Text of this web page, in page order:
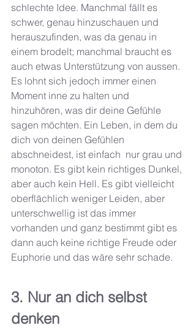
schlechte Idee. Manchmal fällt es
schwer, genau hinzuschauen und
herauszufinden, was da genau in
einem brodelt; manchmal braucht es
auch etwas Unterstützung von aussen.
Es lohnt sich jedoch immer einen
Moment inne zu halten und
hinzuhören, was dir deine Gefühle
sagen möchten. Ein Leben, in dem du
dich von deinen Gefühlen
abschneidest, ist einfach  nur grau und
monoton. Es gibt kein richtiges Dunkel,
aber auch kein Hell. Es gibt vielleicht
oberflächlich weniger Leiden, aber
unterschwellig ist das immer
vorhanden und ganz bestimmt gibt es
dann auch keine richtige Freude oder
Euphorie und das wäre sehr schade.
3. Nur an dich selbst
denken